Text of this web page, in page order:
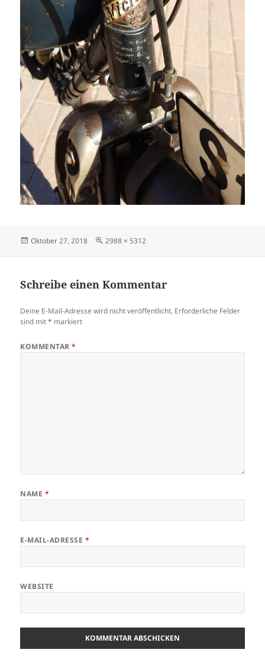
Veröffentlicht
Oktober 27, 2018 Originalgröße
2988 × 5312
Schreibe einen Kommentar
Deine E-Mail-Adresse wird nicht veröffentlicht. Erforderliche Felder
sind mit* markiert
KOMMENTAR*
NAME *
E-MAIL-ADRESSE *
WEBSITE